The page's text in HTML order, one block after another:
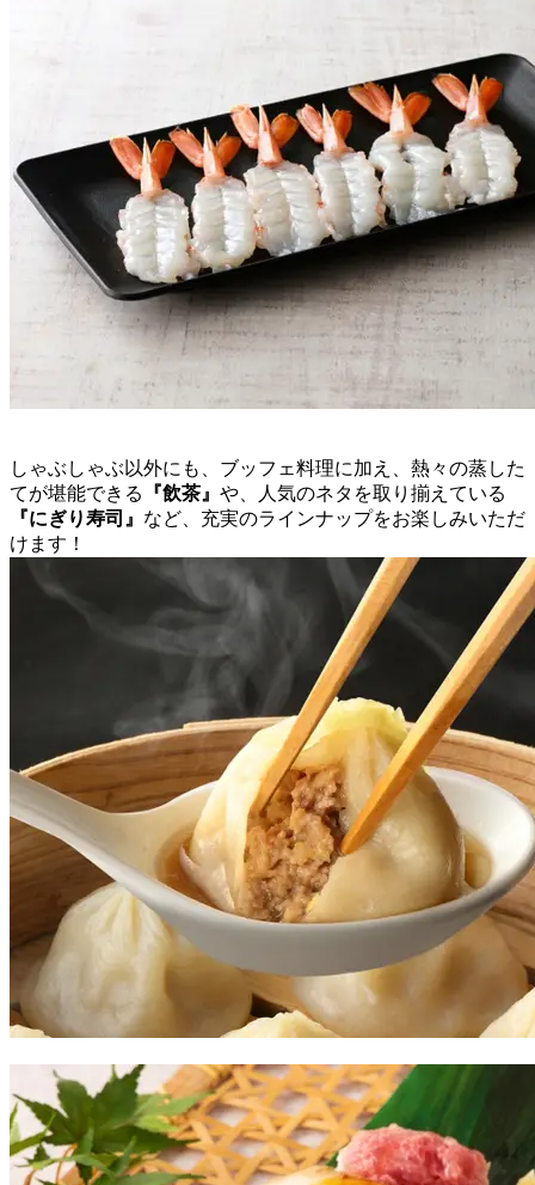
しゃぶしゃぶ以外にも、ブッフェ料理に加え、熱々の蒸した
てが堪能できる
『飲茶』 や、人気のネタを取り揃えている
『にぎり寿司』 など、充実のラインナップをお楽しみいただ
けます！